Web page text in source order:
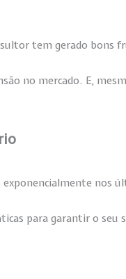
tem gerado bons
no mercado. E,
nos
para garantir o seu